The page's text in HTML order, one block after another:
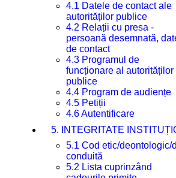
4.1 Datele de contact ale
autorităților publice
4.2 Relații cu presa -
persoană desemnată,
de contact
4.3 Programul de
funcționare al autorităților
publice
4.4 Program de audiențe
4.5 Petiții
4.6 Autentificare
5. INTEGRITATE
5.1 Cod etic/deontologic/
conduită
5.2 Lista cuprinzând